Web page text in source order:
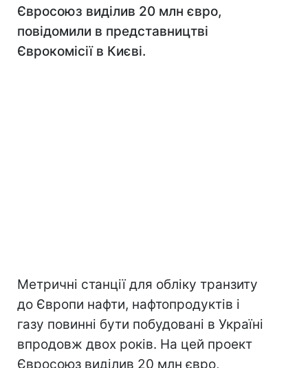
Євросоюз виділив 20 млн євро,
повідомили в представництві
Єврокомісії в Києві.
Метричні станції для обліку транзиту
до Європи нафти, нафтопродуктів і
газу повинні бути побудовані в Україні
впродовж двох років. На цей проект
Євросоюз виділив 20 млн євро,